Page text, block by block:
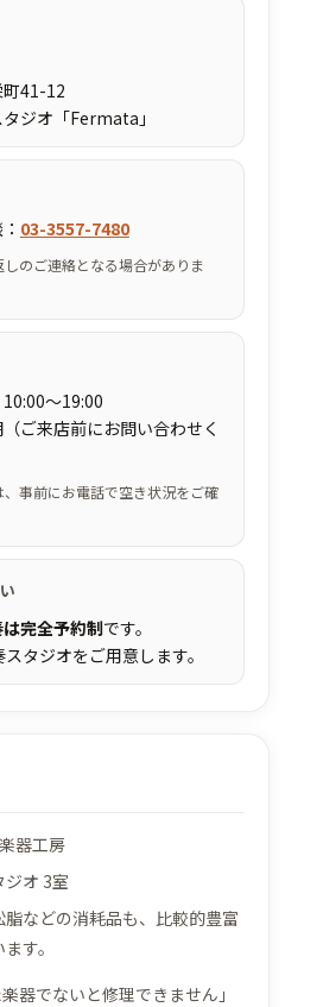
41-12
ジオ「Fermata」
03-3557-7480
のご連絡となる場合がありま
～19:00
ご来店前にお問い合わせく
事前にお電話で空き状況をご確
完全予約制です。
タジオをご用意します。
器工房
オ 3室
などの消耗品も、比較的豊富
す。
器でないと修理できません」